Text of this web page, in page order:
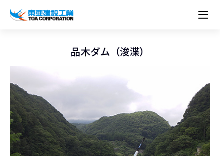
トップメッセージ
労働安全衛生・環境・品質方針
プレスリリース
組織図
ネットワーク
役員一覧
コーポレートメッセージ
沿革
東亜坊や
シンボルマーク「三羽の鶴」
関連書籍
東亜の歩み ～From 1908 to 2008～
統合報告書
IRニュース
株価情報
シェアードリサーチレポート
株式・社債情報
IRイベント
IRサポート
ESGに関する外部評価
施設・用途別
国内から探す
海外から探す
年代別
現場レポート
サステナビリティ
トップメッセージ
サステナビリティ経営
重要課題とKPI
DX戦略
統合報告書
環境行動規範
環境マネジメント
カーボンニュートラルへの取組み
生物多様性
（自然関連の情報開示）
人権の尊重
人材育成
健康経営
労働安全衛生
品質向上
コーポレートガバナンス
コンプライアンス
リスクマネジメント
情報セキュリティ
AI活用ポリシー
社会貢献活動
ESGに関する外部評価
技術とサービス
ニーズから探す
施設・用途から探す
建築技術一覧
土木技術一覧
所有船舶一覧
技術研究開発センター
海の相談室
冷蔵倉庫の相談室
冷蔵倉庫をつくりたい
木質化計画 特別鼎談
お問い合わせ
採用情報
新卒・第二新卒採用情報
キャリア採用
障がい者採用
カムバック採用
Careers (English)
コーポレートメッセージ
品木ダム（浚渫）